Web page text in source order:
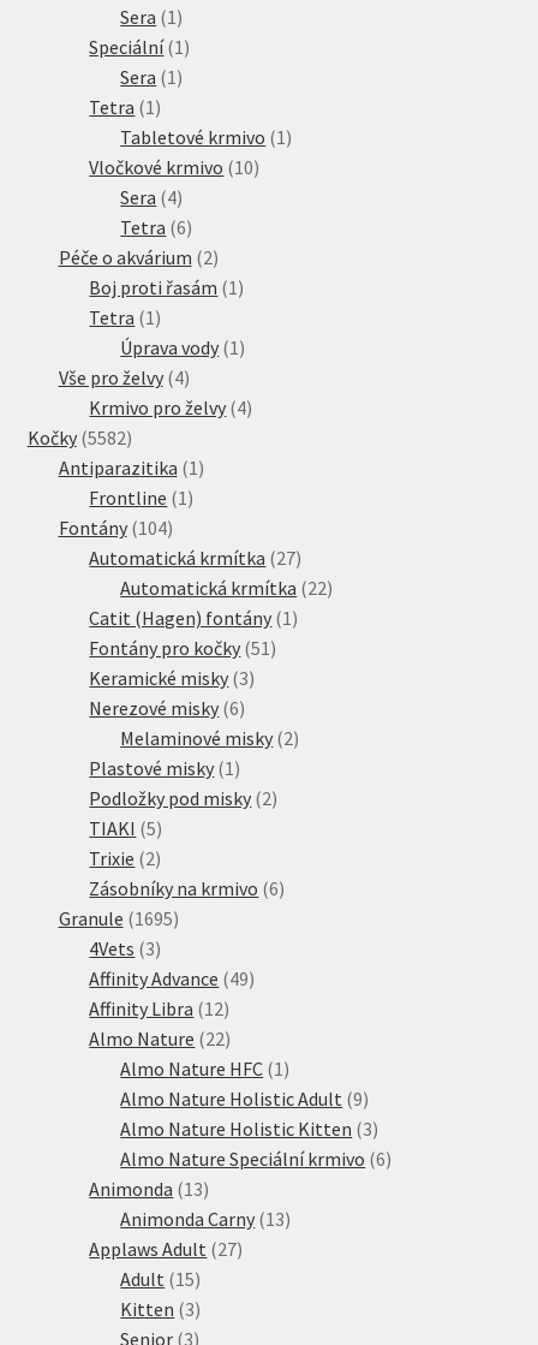
Sera 1 1
produkt
Speciální 1 1
Sera 1 1
Tetra 1 1
produkt
Tabletové krmivo 1 1
Vločkové krmivo 1010
Sera 44
produkty
Tetra 66
produktů
Péče o akvárium 22
produkty
Boj proti řasám 1 1
Tetra 1 1
produkt
Úprava vody 1 1
Vše pro želvy 44
produkty
Krmivo pro želvy 44
Kočky 55825582
produktů
Antiparazitika 1 1
Frontline 1 1
Fontány 104104
produktů
Automatická krmítka 2727
produktů
Automatická krmítka 2222
Catit (Hagen) fontány 1 1
Fontány pro kočky 51 51
Keramické misky 33
Nerezové misky 66
produktů
Melaminové misky 22
Plastové misky 1 1
produkt
Podložky pod misky 22
TIAKI 55
produktů
Trixie 22
produkty
Zásobníky na krmivo 66
Granule 16951695
4Vets 33
produkty
Affinity Advance 4949
Affinity Libra 1212
produktů
Almo Nature 2222
produktů
Almo Nature HFC 1 1
produkt
Almo Nature Holistic Adult 99
produktů
Almo Nature Holistic Kitten 33
produkty
Almo Nature Speciální krmivo 66
Animonda 1313
produktů
Animonda Carny 1313
Applaws Adult 2727
Adult 1515
produktů
Kitten 33
produkty
Senior 33